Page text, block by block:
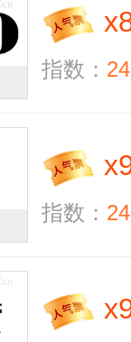
x
指数：
x
指数：
x